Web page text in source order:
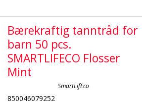
Bærekraftig tanntråd for
barn 50 pcs.
SMARTLIFECO Flosser
Mint
SmartLifEco
850046079252